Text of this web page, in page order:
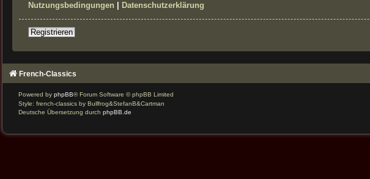
Nutzungsbedingungen Datenschutzerklärung
Registrieren
French-Classics
Powered byphpBB® Forum Software © phpBB Limited
Style: french-classics by Bullfrog&StefanB&Cartman
Deutsche Übersetzung durchphpBB.de